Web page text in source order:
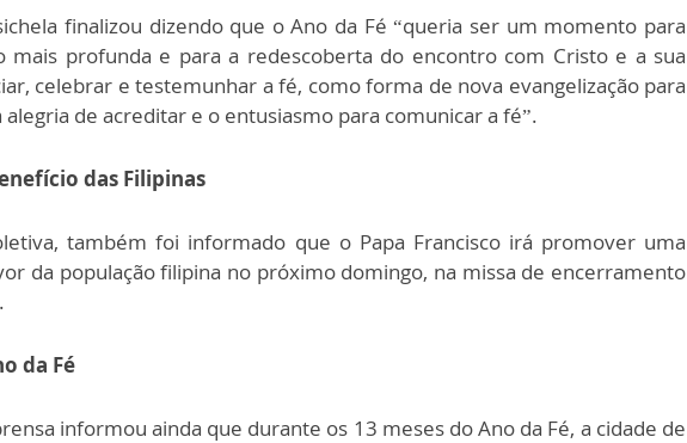
finalizou dizendo que o Ano da Fé “queria ser um momento para
mais profunda e para a redescoberta do encontro com Cristo e a sua
celebrar e testemunhar a fé, como forma de nova evangelização para
de acreditar e o entusiasmo para comunicar a fé”.
das Filipinas
também foi informado que o Papa Francisco irá promover uma
da população filipina no próximo domingo, na missa de encerramento
da Fé
informou ainda que durante os 13 meses do Ano da Fé, a cidade de